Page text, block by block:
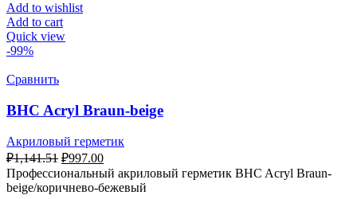
Add to wishlist
Add to cart
Quick view
-99%
Сравнить
BHC Acryl Braun-beige
Акриловый герметик
₽1,141.51 ₽997.00
Профессиональный акриловый герметик BHC Acryl Braun-
beige/коричнево-бежевый